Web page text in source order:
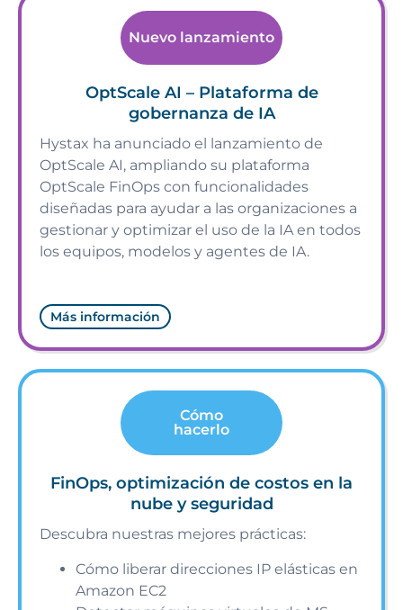
Nuevo lanzamiento
OptScale AI – Plataforma de
gobernanza de IA
Hystax ha anunciado el lanzamiento de
OptScale AI, ampliando su plataforma
OptScale FinOps con funcionalidades
diseñadas para ayudar a las organizaciones a
gestionar y optimizar el uso de la IA en todos
los equipos, modelos y agentes de IA.
Más información
Cómo
hacerlo
FinOps, optimización de costos en la
nube y seguridad
Descubra nuestras mejores prácticas:
Cómo liberar direcciones IP elásticas en
Amazon EC2